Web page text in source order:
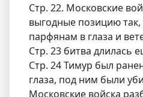
Стр. 22. Московские
выгодные позицию так,
парфянам в глаза и
Стр. 23 битва длилась
Стр. 24 Тимур был
глаза, под ним были
Московские войска